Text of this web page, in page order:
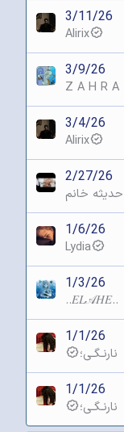
3/11/26
Alirix
3/9/26
Z A H R A
3/4/26
Alirix
2/27/26
حدیثه خانم
1/6/26
Lydia
1/3/26
..𝐸𝐿𝒜𝐻𝐸..
1/1/26
نارنـگـی؛
1/1/26
نارنـگـی؛